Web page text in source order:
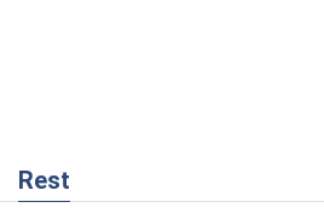
Rest